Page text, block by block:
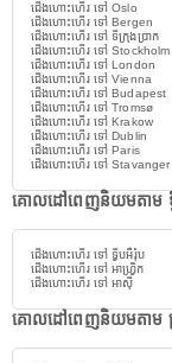
ជើងហោះហើរ ទៅ Oslo
ជើងហោះហើរ ទៅ Bergen
ជើងហោះហើរ ទៅ ទីក្រុងប្រាក
ជើងហោះហើរ ទៅ Stockholm
ជើងហោះហើរ ទៅ London
ជើងហោះហើរ ទៅ Vienna
ជើងហោះហើរ ទៅ Budapest
ជើងហោះហើរ ទៅ Tromsø
ជើងហោះហើរ ទៅ Krakow
ជើងហោះហើរ ទៅ Dublin
ជើងហោះហើរ ទៅ Paris
ជើងហោះហើរ ទៅ Stavanger
គោលដៅពេញនិយមតាម ទ្
ជើងហោះហើរ ទៅ ទ្វីបអឺរ៉ុប
ជើងហោះហើរ ទៅ អាហ្វ្រិក
ជើងហោះហើរ ទៅ អាស៊ី
គោលដៅពេញនិយមតាម